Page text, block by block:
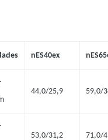
nES40ex
44,0/25,9 59,0/
53,0/31,2 71,0/